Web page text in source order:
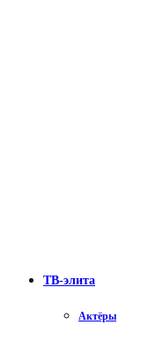
ТВ-элита
Актёры